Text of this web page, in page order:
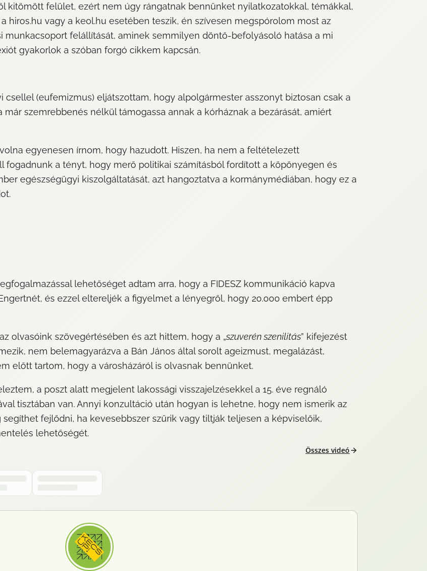
kitömött felület, ezért nem úgy rángatnak bennünket nyilatkozatokkal, témákkal,
hiros.hu vagy a keol.hu esetében teszik, én szívesen megspórolom most az
munkacsoport felállítását, aminek semmilyen döntő-befolyásoló hatása a mi
gyakorlok a szóban forgó cikkem kapcsán.
csellel (eufemizmus) eljátszottam, hogy alpolgármester asszonyt biztosan csak a
szemrebbenés nélkül támogassa annak a kórháznak a bezárását, amiért
egyenesen írnom, hogy hazudott. Hiszen, ha nem a feltételezett
fogadnunk a tényt, hogy merő politikai számításból fordított a köpönyegen és
egészségügyi kiszolgáltatását, azt hangoztatva a kormánymédiában, hogy ez a
lehetőséget adtam arra, hogy a FIDESZ kommunikáció kapva
és ezzel eltereljék a figyelmet a lényegről, hogy 20.000 embert épp
olvasóink szövegértésében és azt hittem, hogy a „szuverén szenilitás” kifejezést
nem belemagyarázva a Bán János által sorolt ageizmust, megalázást,
előtt tartom, hogy a városházáról is olvasnak bennünket.
a poszt alatt megjelent lakossági visszajelzésekkel a 15. éve regnáló
tisztában van. Annyi konzultáció után hogyan is lehetne, hogy nem ismerik az
fejlődni, ha kevesebbszer szűrik vagy tiltják teljesen a képviselőik,
lehetőségét.
Összes videó